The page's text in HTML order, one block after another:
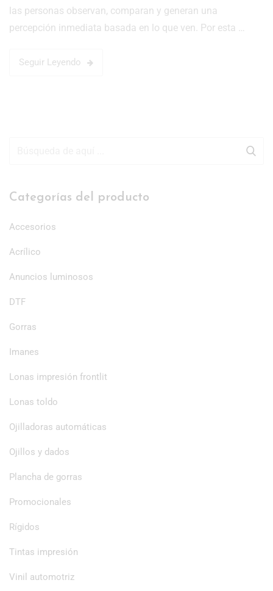
las personas observan, comparan y generan una
percepción inmediata basada en lo que ven. Por esta …
Seguir Leyendo
Categorías del producto
Accesorios
Acrílico
Anuncios luminosos
DTF
Gorras
Imanes
Lonas impresión frontlit
Lonas toldo
Ojilladoras automáticas
Ojillos y dados
Plancha de gorras
Promocionales
Rígidos
Tintas impresión
Vinil automotriz